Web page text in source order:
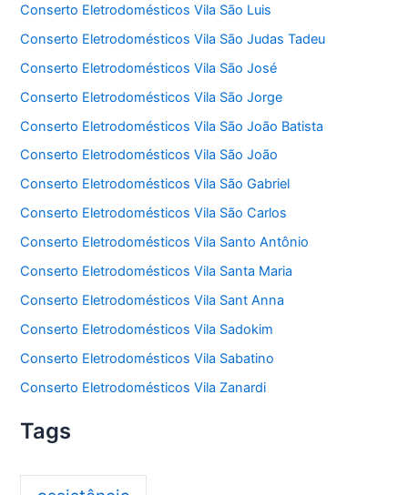
Conserto Eletrodomésticos Vila São Luis
Conserto Eletrodomésticos Vila São Judas Tadeu
Conserto Eletrodomésticos Vila São José
Conserto Eletrodomésticos Vila São Jorge
Conserto Eletrodomésticos Vila São João Batista
Conserto Eletrodomésticos Vila São João
Conserto Eletrodomésticos Vila São Gabriel
Conserto Eletrodomésticos Vila São Carlos
Conserto Eletrodomésticos Vila Santo Antônio
Conserto Eletrodomésticos Vila Santa Maria
Conserto Eletrodomésticos Vila Sant Anna
Conserto Eletrodomésticos Vila Sadokim
Conserto Eletrodomésticos Vila Sabatino
Conserto Eletrodomésticos Vila Zanardi
Tags